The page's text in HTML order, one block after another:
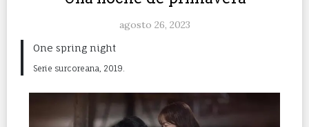
agosto 26, 2023
One spring night
Serie surcoreana, 2019.